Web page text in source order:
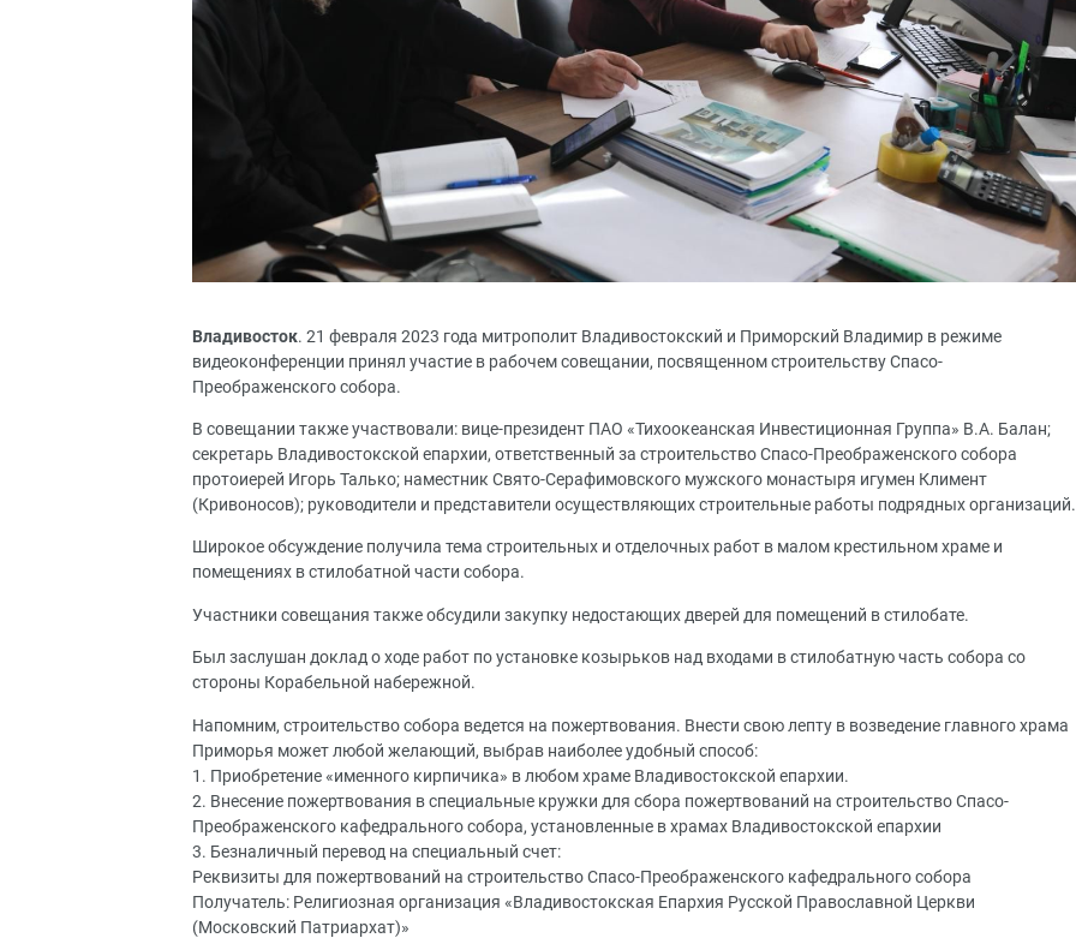
Владивосток. 21 февраля 2023 года митрополит Владивостокский и Приморский Владимир в режиме
видеоконференции принял участие в рабочем совещании, посвященном строительству Спасо-
Преображенского собора.
В совещании также участвовали: вице-президент ПАО «Тихоокеанская Инвестиционная Группа» В.А. Балан;
секретарь Владивостокской епархии, ответственный за строительство Спасо-Преображенского собора
протоиерей Игорь Талько; наместник Свято-Серафимовского мужского монастыря игумен Климент
(Кривоносов); руководители и представители осуществляющих строительные работы подрядных организаций.
Широкое обсуждение получила тема строительных и отделочных работ в малом крестильном храме и
помещениях в стилобатной части собора.
Участники совещания также обсудили закупку недостающих дверей для помещений в стилобате.
Был заслушан доклад о ходе работ по установке козырьков над входами в стилобатную часть собора со
стороны Корабельной набережной.
Напомним, строительство собора ведется на пожертвования. Внести свою лепту в возведение главного храма
Приморья может любой желающий, выбрав наиболее удобный способ:
1. Приобретение «именного кирпичика» в любом храме Владивостокской епархии.
2. Внесение пожертвования в специальные кружки для сбора пожертвований на строительство Спасо-
Преображенского кафедрального собора, установленные в храмах Владивостокской епархии
3. Безналичный перевод на специальный счет:
Реквизиты для пожертвований на строительство Спасо-Преображенского кафедрального собора
Получатель: Религиозная организация «Владивостокская Епархия Русской Православной Церкви
(Московский Патриархат)»